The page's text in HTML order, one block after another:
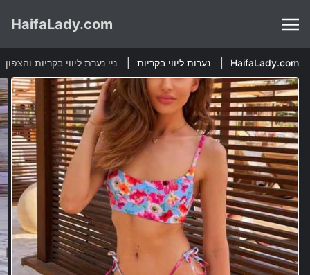
HaifaLady.com
HaifaLady.com נערות ליווי בקריות ניי נערת ליווי בקריות והצפון